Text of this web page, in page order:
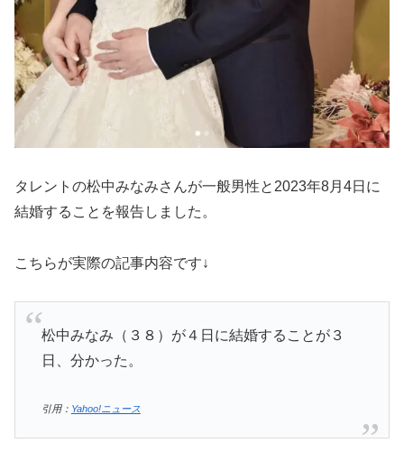
タレントの松中みなみさんが一般男性と2023年8月4日に
結婚することを報告しました。
こちらが実際の記事内容です↓
松中みなみ（３８）が４日に結婚することが３
日、分かった。
引用： Yahoo!ニュース